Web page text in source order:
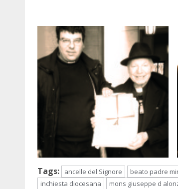
Tags: ancelle del Signore beato padre
inchiesta diocesana
mons giuseppe d